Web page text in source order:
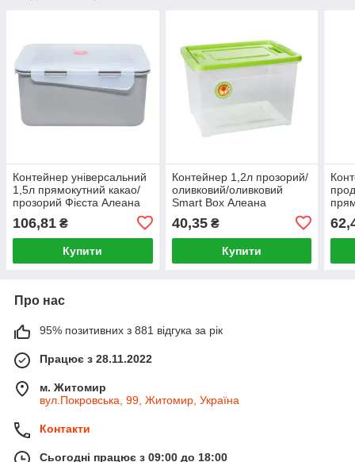
Контейнер універсальний
1,5л прямокутний какао/
прозорий Фієста Алеана
106,81 ₴
Купити
Контейнер 1,2л прозорий/
оливковий/оливковий
Smart Box Алеана
40,35₴
Купити
Про нас
95% позитивних з 881 відгука за рік
Працює з 28.11.2022
м. Житомир
вул.Покровська, 99, Житомир, Україна
Контакти
Сьогодні працює з 09:00 до 18:00